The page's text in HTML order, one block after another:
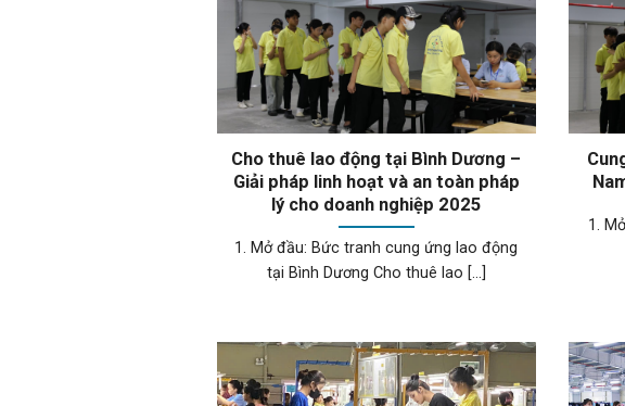
Cho thuê lao động tại Bình Dương –
Giải pháp linh hoạt và an toàn pháp
lý cho doanh nghiệp 2025
1. Mở đầu: Bức tranh cung ứng lao động
tại Bình Dương Cho thuê lao [...]
1.